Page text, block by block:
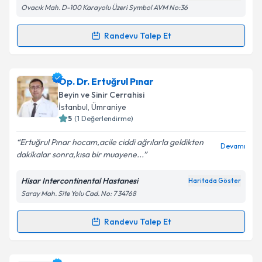
Kişisel verilerimin işlenmesine ilişkin
Metni'ni okudum ve kişisel verilerimin belirtilen
Takvim Talebini Gönder
Ovacık Mah. D-100 Karayolu Üzeri Symbol AVM No:36
Randevu Talep Et
Randevu Takvimi Talebi
Prof. Dr. Mehmet Çağlar Berk
talebi oluşturun. Size bu uzmandan randevu almanız
için bir takvim hazırlandığında e-posta ile
bilgilendireceğiz.
E-posta Adresiniz
Kişisel verilerimin işlenmesine ilişkin
Metni'ni okudum ve kişisel verilerimin belirtilen
kapsamda işlenmesini kabul ediyorum.
Op. Dr. Ertuğrul Pınar
Beyin ve Sinir Cerrahisi
İstanbul, Ümraniye
5 (1 Değerlendirme)
Ertuğrul Pınar hocam,acile ciddi ağrılarla geldikten
dakikalar sonra,kısa bir muayene...
Devamı
Hisar Intercontinental Hastanesi Haritada Göster
Saray Mah. Site Yolu Cad. No: 7 34768
Randevu Talep Et
Randevu Takvimi Talebi